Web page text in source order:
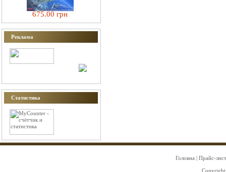
675.00 грн
Реклама
Статистика
Головна | Прайс-лист